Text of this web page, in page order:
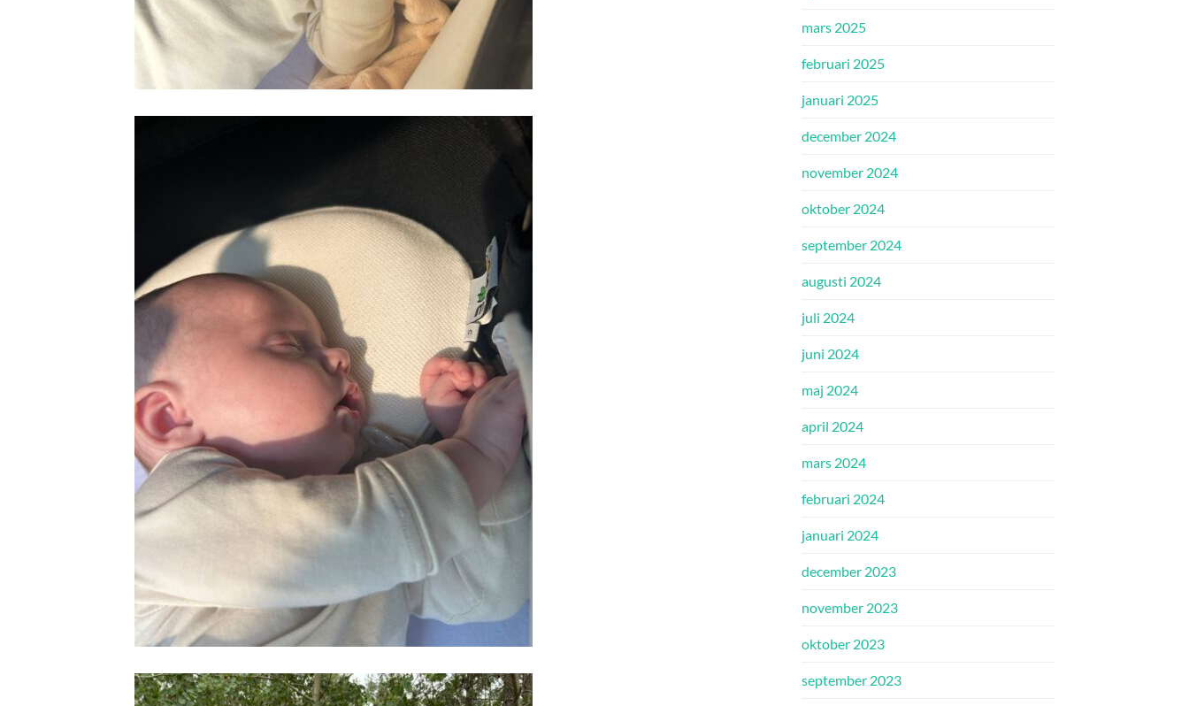
mars 2025
februari 2025
januari 2025
december 2024
november 2024
oktober 2024
september 2024
augusti 2024
juli 2024
juni 2024
maj 2024
april 2024
mars 2024
februari 2024
januari 2024
december 2023
november 2023
oktober 2023
september 2023